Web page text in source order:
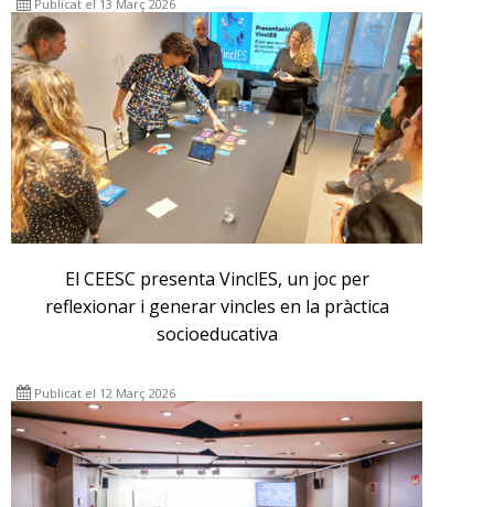
Publicat el 13 Març 2026
El CEESC presenta VinclES, un joc per
reflexionar i generar vincles en la pràctica
socioeducativa
Publicat el 12 Març 2026